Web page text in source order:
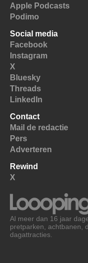
Apple Podcasts
Podimo
Social media
Facebook
Instagram
X
Bluesky
Threads
LinkedIn
Contact
Mail de redactie
Pers
Adverteren
Rewind
X
Al meer dan 16 jaar
pretparken, achtbanen,
dagattracties.